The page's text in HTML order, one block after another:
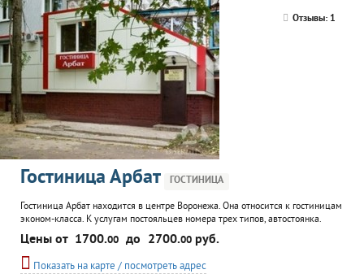
Отзывы: 1
Гостиница Арбат ГОСТИНИЦА
Гостиница Арбат находится в центре Воронежа. Она относится к гостиницам
эконом-класса. К услугам постояльцев номера трех типов, автостоянка.
Проживание детей до 2-х лет - бесплатное, действует система скидок.
Цены от 1700.00 до 2700.00 руб.
Показать на карте / посмотреть адрес